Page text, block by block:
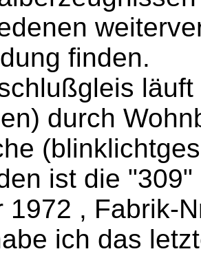
finden.
durch
ist die
1972 , Fabrik-
ich das